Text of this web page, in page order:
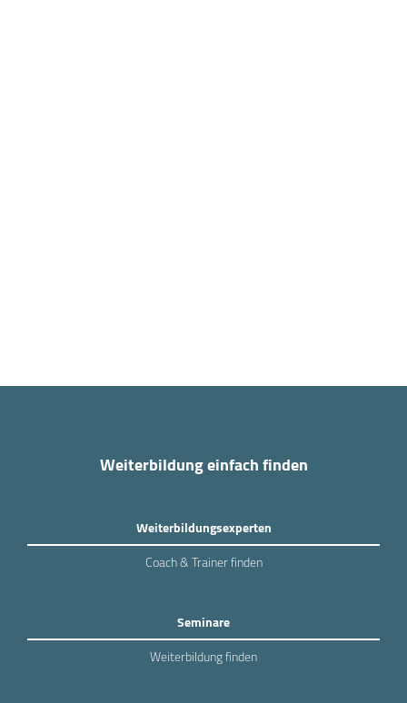
Weiterbildung einfach finden
Weiterbildungsexperten
Coach & Trainer finden
Seminare
Weiterbildung finden